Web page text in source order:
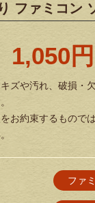
ファミコン
1,050円
ズや汚れ、破損・
お約束するもので
ファ